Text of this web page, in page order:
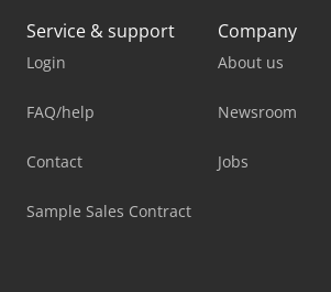
Service & support
Login
FAQ/help
Contact
Sample Sales Contract
Company
About us
Newsroom
Jobs